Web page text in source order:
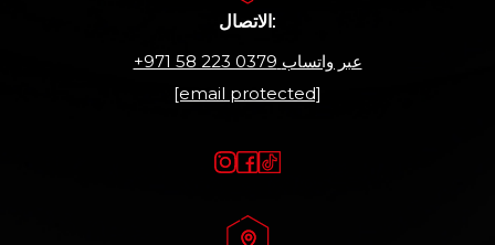
الاتصال:
+971 58 223 0379 عبر واتساب
[email protected]